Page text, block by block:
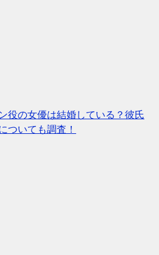
役の女優は結婚している？彼氏
ついても調査！